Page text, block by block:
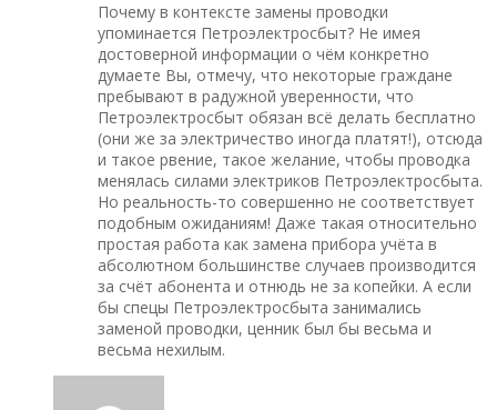
Почему в контексте замены проводки
упоминается Петроэлектросбыт? Не имея
достоверной информации о чём конкретно
думаете Вы, отмечу, что некоторые граждане
пребывают в радужной уверенности, что
Петроэлектросбыт обязан всё делать бесплатно
(они же за электричество иногда платят!), отсюда
и такое рвение, такое желание, чтобы проводка
менялась силами электриков Петроэлектросбыта.
Но реальность-то совершенно не соответствует
подобным ожиданиям! Даже такая относительно
простая работа как замена прибора учёта в
абсолютном большинстве случаев производится
за счёт абонента и отнюдь не за копейки. А если
бы спецы Петроэлектросбыта занимались
заменой проводки, ценник был бы весьма и
весьма нехилым.